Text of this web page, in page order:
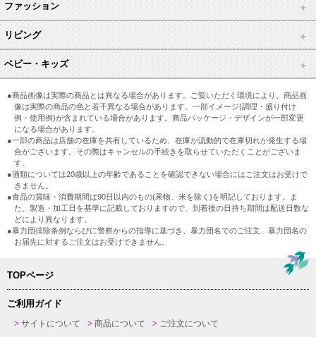
ファッション
リビング
ベビー・キッズ
●商品画像は実際の商品とは異なる場合があります。ご覧いただく環境により、商品画
像は実際の商品の色と若干異なる場合があります。一部イメージ(調理・盛り付け
例・使用例)が含まれている場合があります。商品パッケージ・デザインが一部変更
になる場合があります。
●一部の商品は店舗の在庫を共有しているため、在庫が流動的で在庫切れが発生する場
合がございます。その際はキャンセルの手続きを取らせていただくことがございま
す。
●酒類については20歳以上の年齢であることを確認できない場合にはご注文はお受けで
きません。
●食品の賞味・消費期間は90日以内のもの(果物、米を除く)を明記しております。ま
た、製造・加工日を基準に記載しておりますので、到着後の日持ち期間は配送日数な
どにより異なります。
●暴力団排除条例ならびに警察からの指導に基づき、暴力団名でのご注文、暴力団名の
お届先に対するご注文はお受けできません。
TOPページ
ご利用ガイド
サイトについて 商品について
ご注文について